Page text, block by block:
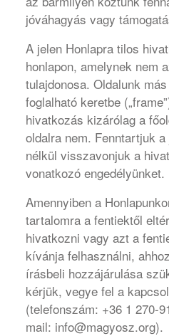
jóváhagyás vagy
A jelen Honlapra tilos
honlapon, amelynek nem
tulajdonosa. Oldalunk
foglalható keretbe
hivatkozás kizárólag a
oldalra nem. Fenntartjuk
nélkül visszavonjuk a
vonatkozó engedélyünket.
Amennyiben a
tartalomra a fentiektől
hivatkozni vagy azt a
kívánja felhasználni,
írásbeli hozzájárulása
kérjük, vegye fel a
(telefonszám: +36 1 270-
mail: info@magyosz.org).